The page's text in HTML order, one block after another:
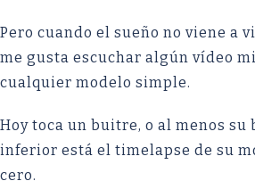
Pero cuando el sueño no viene a
me gusta escuchar algún vídeo
cualquier modelo simple.
Hoy toca un buitre, o al menos su
inferior está el timelapse de su
cero.